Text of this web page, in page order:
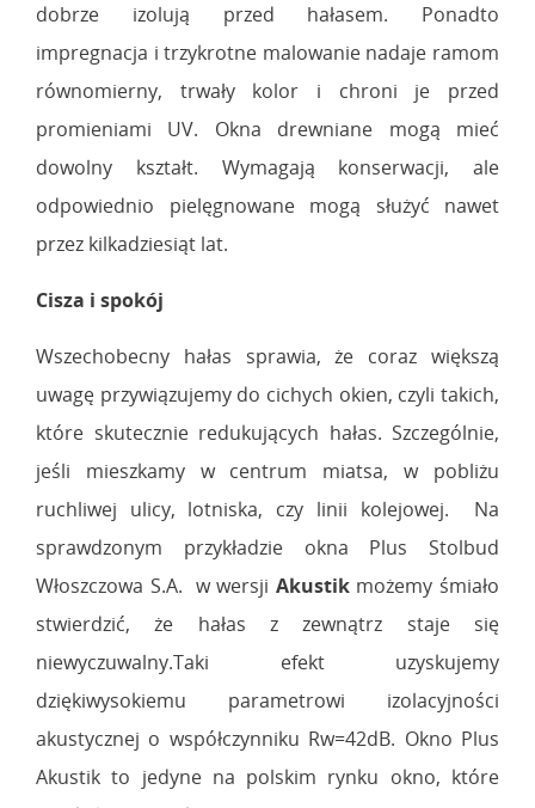
dobrze izolują przed hałasem. Ponadto
impregnacja i trzykrotne malowanie nadaje ramom
równomierny, trwały kolor i chroni je przed
promieniami UV. Okna drewniane mogą mieć
dowolny kształt. Wymagają konserwacji, ale
odpowiednio pielęgnowane mogą służyć nawet
przez kilkadziesiąt lat.
Cisza i spokój
Wszechobecny hałas sprawia, że coraz większą
uwagę przywiązujemy do cichych okien, czyli takich,
które skutecznie redukujących hałas. Szczególnie,
jeśli mieszkamy w centrum miatsa, w pobliżu
ruchliwej ulicy, lotniska, czy linii kolejowej. Na
sprawdzonym przykładzie okna Plus Stolbud
Włoszczowa S.A. w wersji Akustik możemy śmiało
stwierdzić, że hałas z zewnątrz staje się
niewyczuwalny.Taki efekt uzyskujemy
dziękiwysokiemu parametrowi izolacyjności
akustycznej o współczynniku Rw=42dB. Okno Plus
Akustik to jedyne na polskim rynku okno, które